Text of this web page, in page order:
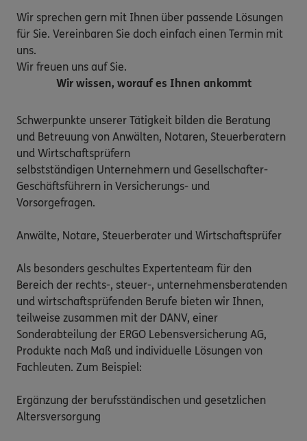
Wir sprechen gern mit Ihnen über passende Lösungen
für Sie. Vereinbaren Sie doch einfach einen Termin mit
uns.
Wir freuen uns auf Sie.
Wir wissen, worauf es Ihnen ankommt
Schwerpunkte unserer Tätigkeit bilden die Beratung
und Betreuung von Anwälten, Notaren, Steuerberatern
und Wirtschaftsprüfern
selbstständigen Unternehmern und Gesellschafter-
Geschäftsführern in Versicherungs- und
Vorsorgefragen.
Anwälte, Notare, Steuerberater und Wirtschaftsprüfer
Als besonders geschultes Expertenteam für den
Bereich der rechts-, steuer-, unternehmensberatenden
und wirtschaftsprüfenden Berufe bieten wir Ihnen,
teilweise zusammen mit der DANV, einer
Sonderabteilung der ERGO Lebensversicherung AG,
Produkte nach Maß und individuelle Lösungen von
Fachleuten. Zum Beispiel:
Ergänzung der berufsständischen und gesetzlichen
Altersversorgung